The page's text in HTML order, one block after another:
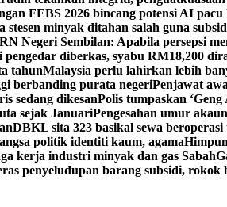
FEBS 2026 bincang potensi AI
stesen minyak ditahan salah guna
Negeri Sembilan: Apabila persepsi
pengedar diberkas, syabu RM18,200
tahunMalaysia perlu lahirkan lebih
berbanding purata negeriPenjawat
sedang dikesanPolis tumpaskan
sejak JanuariPengesahan umur
DBKL sita 323 basikal sewa
politik identiti kaum, agama
kerja industri minyak dan gas Sabah
penyeludupan barang subsidi, rokok